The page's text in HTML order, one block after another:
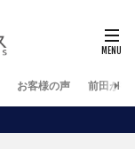
お客様の声 前田が行